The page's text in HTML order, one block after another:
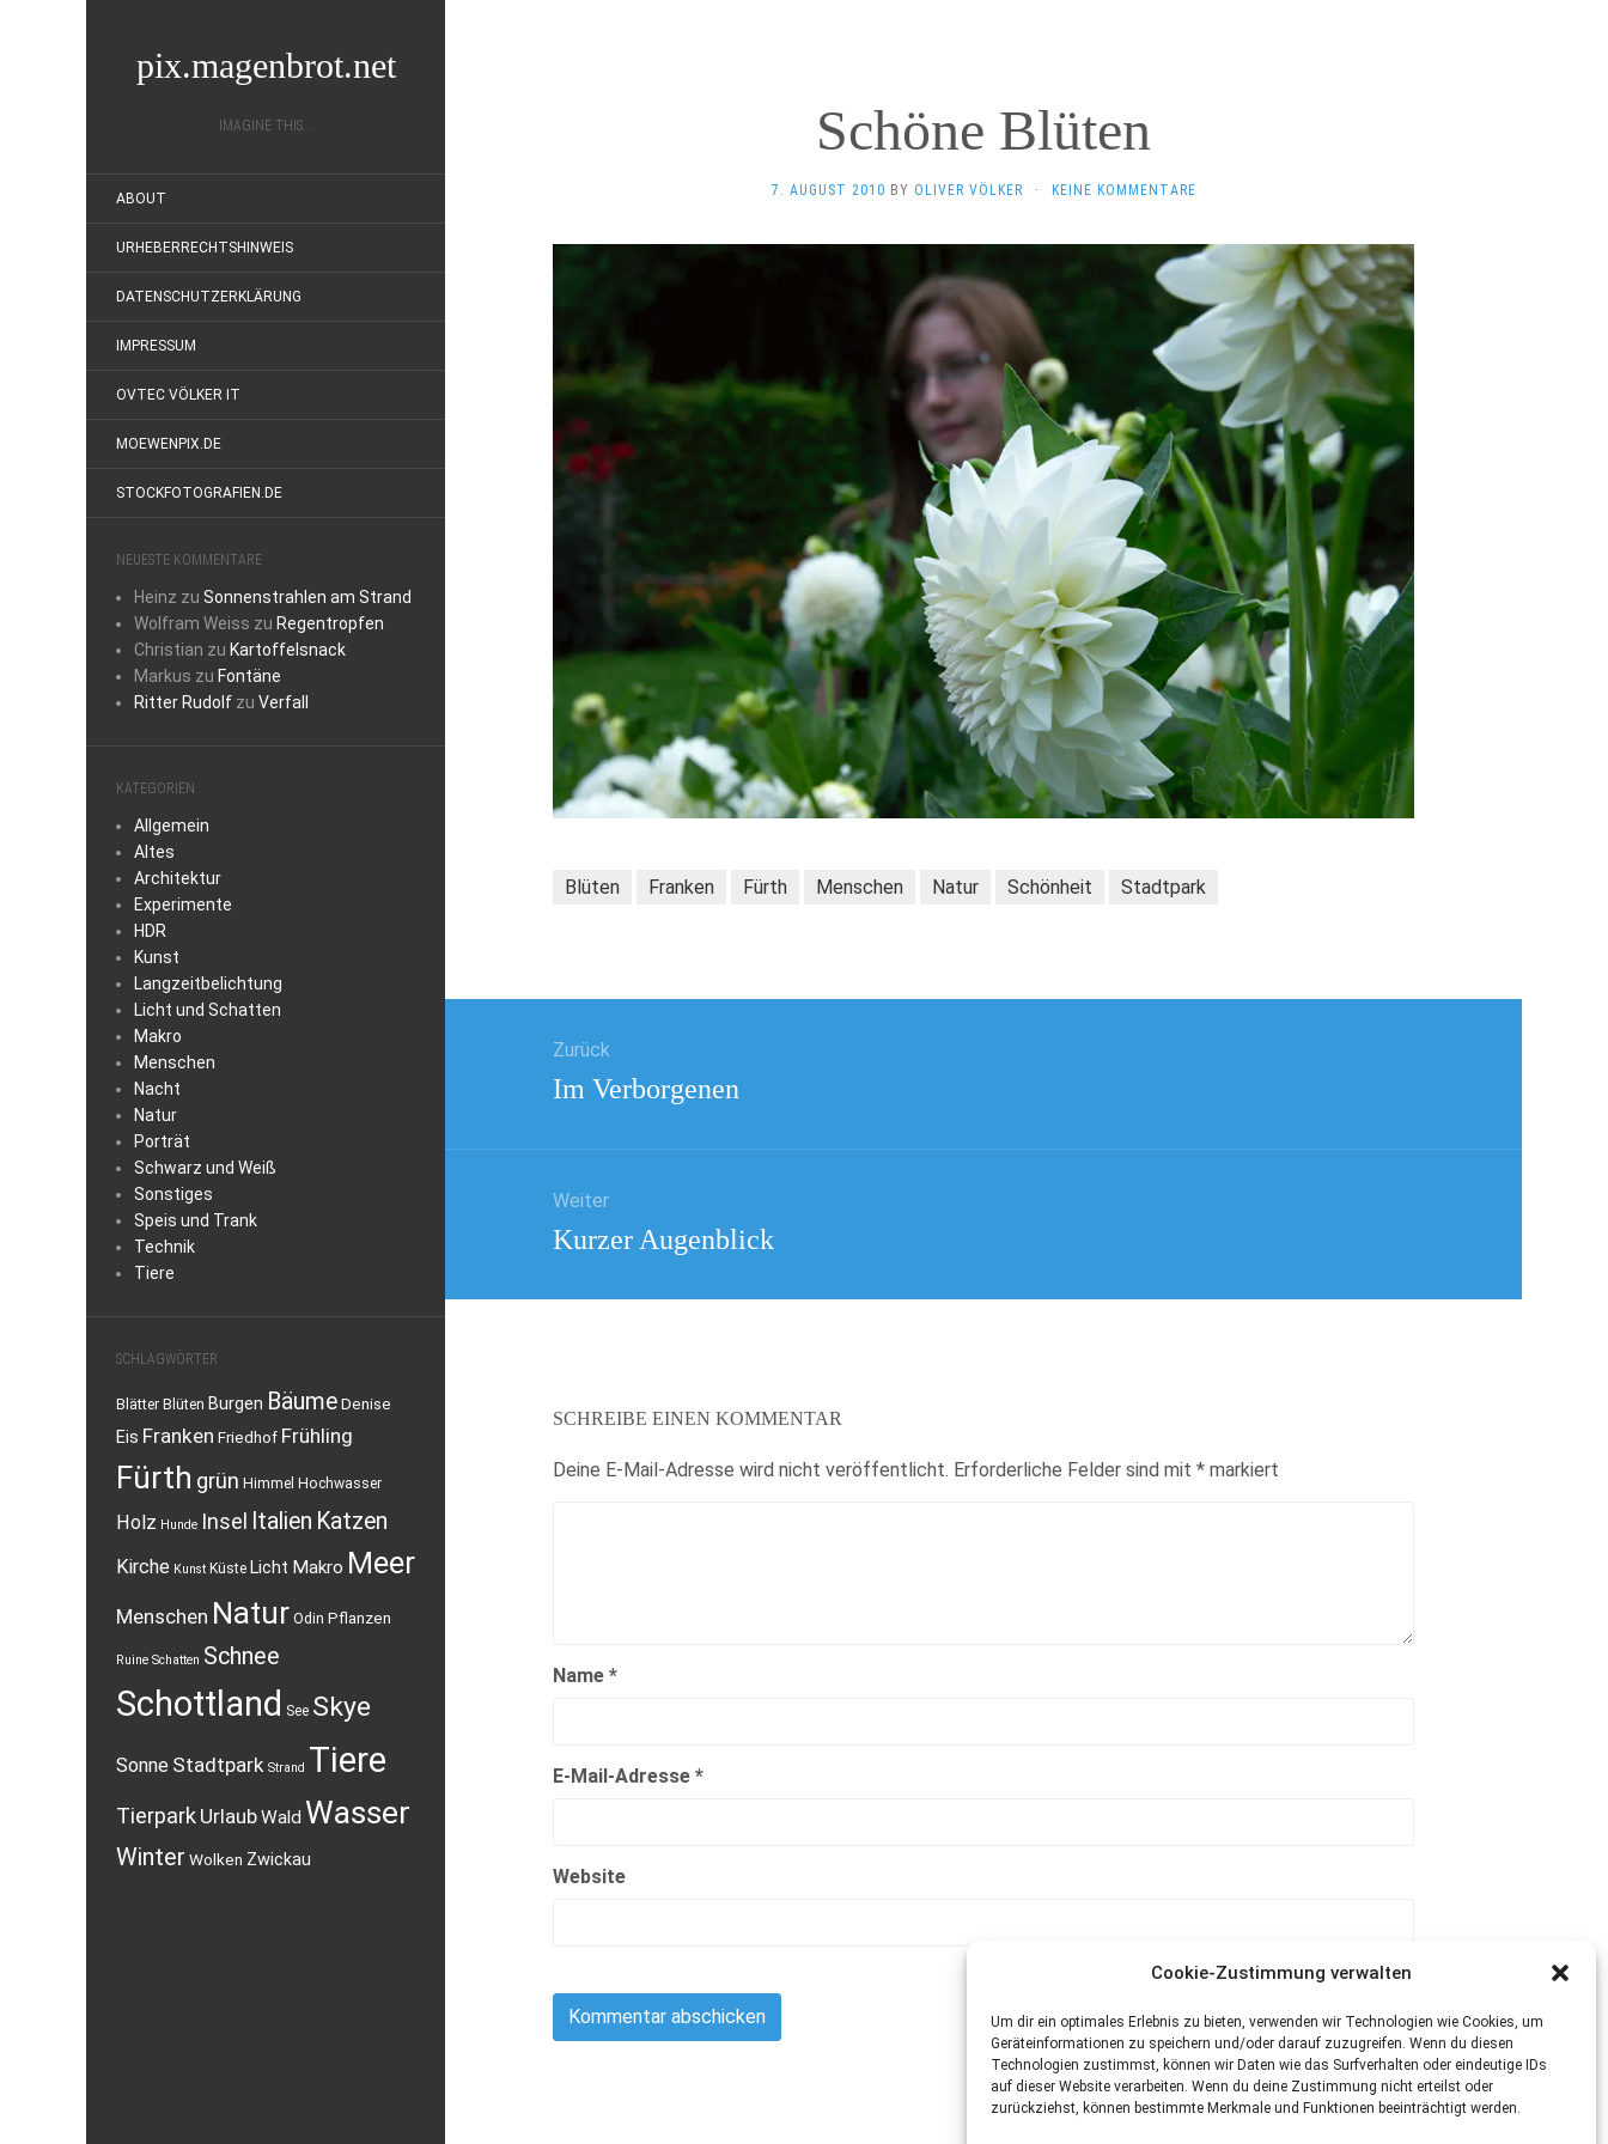
Cookie-Zustimmung verwalten
Um dir ein optimales Erlebnis zu bieten, verwenden wir Technologien wie Cookies, um
Geräteinformationen zu speichern und/oder darauf zuzugreifen. Wenn du diesen
Technologien zustimmst, können wir Daten wie das Surfverhalten oder eindeutige IDs
auf dieser Website verarbeiten. Wenn du deine Zustimmung nicht erteilst oder
zurückziehst, können bestimmte Merkmale und Funktionen beeinträchtigt werden.
pix.magenbrot.net
IMAGINE THIS...
ABOUT
URHEBERRECHTSHINWEIS
DATENSCHUTZERKLÄRUNG
IMPRESSUM
OVTEC VÖLKER IT
MOEWENPIX.DE
STOCKFOTOGRAFIEN.DE
NEUESTE KOMMENTARE
Heinz zu Sonnenstrahlen am Strand
Wolfram Weiss zu Regentropfen
Christian zu Kartoffelsnack
Markus zu Fontäne
Ritter Rudolf zu Verfall
KATEGORIEN
Allgemein
Altes
Architektur
Experimente
HDR
Kunst
Langzeitbelichtung
Licht und Schatten
Makro
Menschen
Nacht
Natur
Porträt
Schwarz und Weiß
Sonstiges
Speis und Trank
Technik
Tiere
SCHLAGWÖRTER
Blätter Blüten Burgen BäumeDenise
Eis Franken Friedhof Frühling
Fürth grün Himmel Hochwasser
Holz Hunde Insel Italien Katzen
Kirche Kunst Küste Licht Makro Meer
Menschen Natur Odin Pflanzen
Ruine Schatten Schnee
Schottland See Skye
Sonne Stadtpark Strand Tiere
Tierpark UrlaubWald Wasser
Winter Wolken Zwickau
Schöne Blüten
7. AUGUST 2010 BY OLIVER VÖLKER · KEINE KOMMENTARE
Blüten Franken Fürth Menschen Natur Schönheit Stadtpark
Zurück
Vorheriger
Im Verborgenen
Weiter
Nächster
Kurzer Augenblick
SCHREIBE EINEN KOMMENTAR
Deine E-Mail-Adresse wird nicht veröffentlicht. Erforderliche Felder sind mit * markiert
Name *
E-Mail-Adresse *
Website